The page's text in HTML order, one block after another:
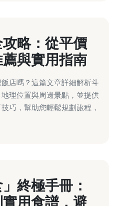
略：從平價
與實用指南
店嗎？這篇文章詳細解析斗
理位置與周邊景點，並提供
巧，幫助您輕鬆規劃旅程，
終極手冊：
用食譜，避